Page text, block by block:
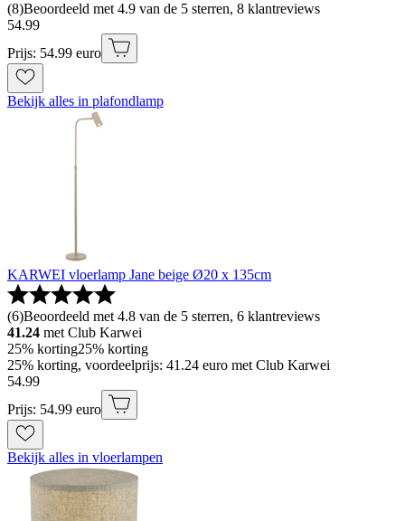
(8)Beoordeeld met 4.9 van de 5 sterren, 8 klantreviews
54.99
Prijs: 54.99 euro
Bekijk alles in plafondlamp
KARWEI vloerlamp Jane beige Ø20 x 135cm
(6)Beoordeeld met 4.8 van de 5 sterren, 6 klantreviews
41.24 met Club Karwei
25% korting25% korting
25% korting, voordeelprijs: 41.24 euro met Club Karwei
54.99
Prijs: 54.99 euro
Bekijk alles in vloerlampen